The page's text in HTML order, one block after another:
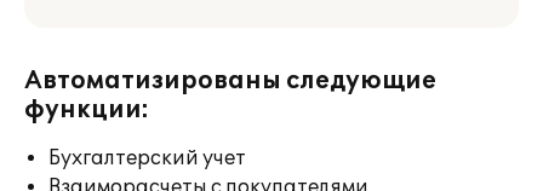
Автоматизированы следующие
функции:
Бухгалтерский учет